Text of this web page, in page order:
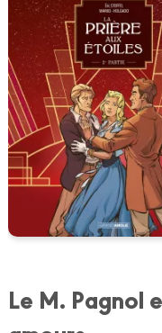
Le M. Pagnol